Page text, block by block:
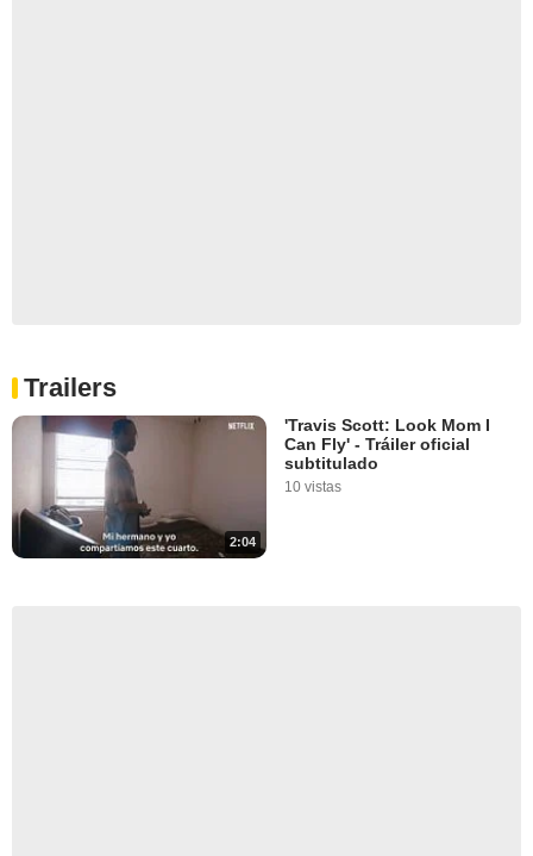
Trailers
2:04
'Travis Scott: Look Mom I
Can Fly' - Tráiler oficial
subtitulado
10 vistas